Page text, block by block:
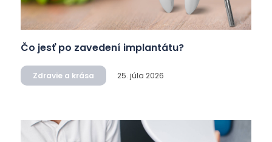
Čo jesť po zavedení implantátu?
Zdravie a krása 25. júla 2026